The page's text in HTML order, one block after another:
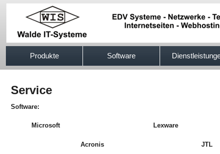
Produkte Software
Service
Software:
Microsoft Lexware
Acronis JTL